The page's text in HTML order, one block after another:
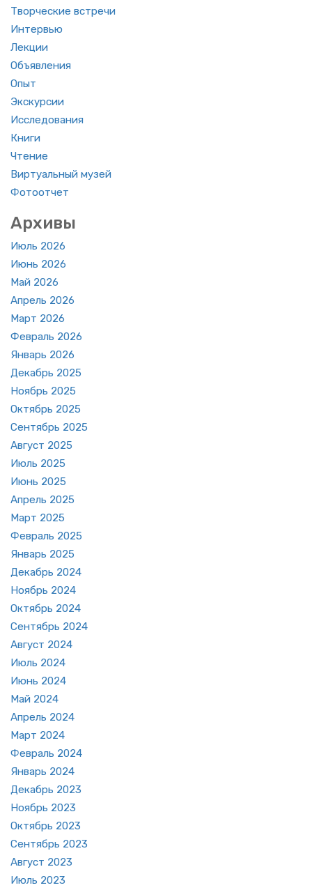
Твор­че­ские встре­чи
Ин­тер­вью
Лек­ции
Объ­яв­ле­ния
Опыт
Экс­кур­сии
Ис­сле­до­ва­ния
Книги
Чте­ние
Вир­ту­аль­ный музей
Фо­то­от­чет
Ар­хи­вы
Июль 2026
Июнь 2026
Май 2026
Ап­рель 2026
Март 2026
Фев­раль 2026
Ян­варь 2026
Де­кабрь 2025
Но­ябрь 2025
Ок­тябрь 2025
Сен­тябрь 2025
Ав­густ 2025
Июль 2025
Июнь 2025
Ап­рель 2025
Март 2025
Фев­раль 2025
Ян­варь 2025
Де­кабрь 2024
Но­ябрь 2024
Ок­тябрь 2024
Сен­тябрь 2024
Ав­густ 2024
Июль 2024
Июнь 2024
Май 2024
Ап­рель 2024
Март 2024
Фев­раль 2024
Ян­варь 2024
Де­кабрь 2023
Но­ябрь 2023
Ок­тябрь 2023
Сен­тябрь 2023
Ав­густ 2023
Июль 2023